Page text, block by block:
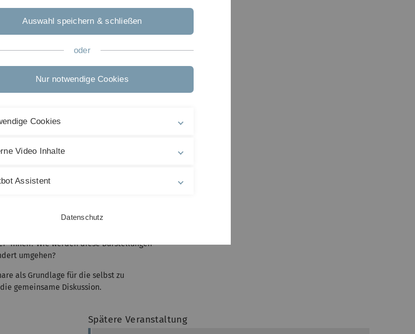
Lehrveranstaltung statt, an
Interessierte teilnehmen können. Im
des „Afrikaners“ in Vergangenheit und
mit Geschichtswissenschaft, Kunst-
behandelt. Von den Gemälden der
einer der Sterndeuter als Dunkelhäutiger
wurde, bis zu den heutigen „color-
Sophie-Charlotte zu Mecklenburg-
werden, hat sich viel verändert.
Wie werden diese Darstellungen
umgehen?
als Grundlage für die selbst zu
gemeinsame Diskussion.
Spätere Veranstaltung
Auswahl speichern & schließen
oder
Nur notwendige Cookies
Cookies
Video Inhalte
Assistent
Datenschutz